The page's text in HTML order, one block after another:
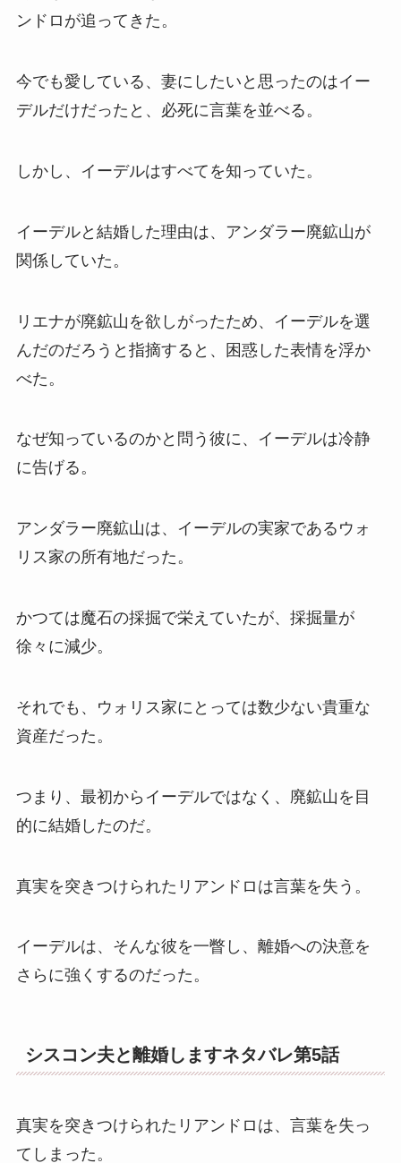
ンドロが追ってきた。
今でも愛している、妻にしたいと思ったのはイー
デルだけだったと、必死に言葉を並べる。
しかし、イーデルはすべてを知っていた。
イーデルと結婚した理由は、アンダラー廃鉱山が
関係していた。
リエナが廃鉱山を欲しがったため、イーデルを選
んだのだろうと指摘すると、困惑した表情を浮か
べた。
なぜ知っているのかと問う彼に、イーデルは冷静
に告げる。
アンダラー廃鉱山は、イーデルの実家であるウォ
リス家の所有地だった。
かつては魔石の採掘で栄えていたが、採掘量が
徐々に減少。
それでも、ウォリス家にとっては数少ない貴重な
資産だった。
つまり、最初からイーデルではなく、廃鉱山を目
的に結婚したのだ。
真実を突きつけられたリアンドロは言葉を失う。
イーデルは、そんな彼を一瞥し、離婚への決意を
さらに強くするのだった。
シスコン夫と離婚しますネタバレ第5話
真実を突きつけられたリアンドロは、言葉を失っ
てしまった。